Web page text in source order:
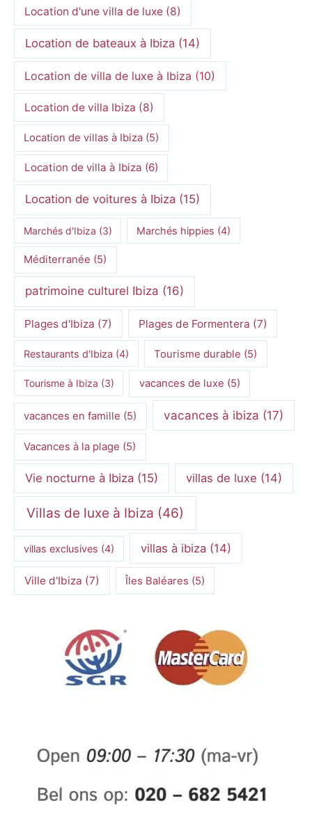
Location d'une villa de luxe (8)
Location de bateaux à Ibiza (14)
Location de villa de luxe à Ibiza (10)
Location de villa Ibiza (8)
Location de villas à Ibiza (5)
Location de villa à Ibiza (6)
Location de voitures à Ibiza (15)
Marchés d'Ibiza (3) Marchés hippies (4)
Méditerranée (5)
patrimoine culturel Ibiza (16)
Plages d'Ibiza (7) Plages de Formentera (7)
Restaurants d'Ibiza (4) Tourisme durable (5)
Tourisme à Ibiza (3) vacances de luxe (5)
vacances en famille (5) vacances à ibiza (17)
Vacances à la plage (5)
Vie nocturne à Ibiza (15) villas de luxe (14)
Villas de luxe à Ibiza (46)
villas exclusives (4) villas à ibiza (14)
Ville d'Ibiza (7) Îles Baléares (5)